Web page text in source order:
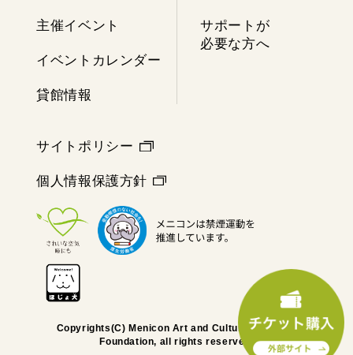
主催イベント
イベントカレンダー
貸館情報
サポートが
必要な方へ
サイトポリシー
個人情報保護方針
Copyrights(C) Menicon Art and Culture Memorial
Foundation, all rights reserved.